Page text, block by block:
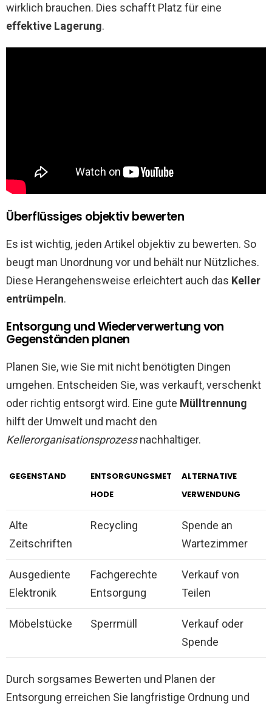
wirklich brauchen. Dies schafft Platz für eine
effektive Lagerung.
Überflüssiges objektiv bewerten
Es ist wichtig, jeden Artikel objektiv zu bewerten. So
beugt man Unordnung vor und behält nur Nützliches.
Diese Herangehensweise erleichtert auch das Keller
entrümpeln.
Entsorgung und Wiederverwertung von
Gegenständen planen
Planen Sie, wie Sie mit nicht benötigten Dingen
umgehen. Entscheiden Sie, was verkauft, verschenkt
oder richtig entsorgt wird. Eine gute Mülltrennung
hilft der Umwelt und macht den
Kellerorganisationsprozessnachhaltiger.
GEGENSTAND
ENTSORGUNGSMET
HODE
ALTERNATIVE
VERWENDUNG
Alte
Zeitschriften
Recycling
Spende an
Wartezimmer
Ausgediente
Elektronik
Fachgerechte
Entsorgung
Verkauf von
Teilen
Möbelstücke Sperrmüll
Verkauf oder
Spende
Durch sorgsames Bewerten und Planen der
Entsorgung erreichen Sie langfristige Ordnung und